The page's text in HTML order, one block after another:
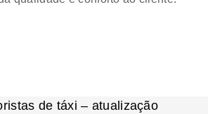
de táxi – atualização